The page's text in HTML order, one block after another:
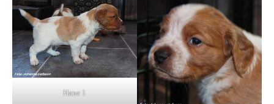
Hane 1